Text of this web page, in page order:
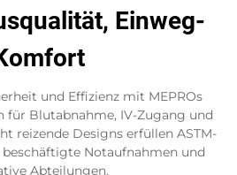
Einweg-
und Effizienz mit MEPROs
für Blutabnahme, IV-Zugang und
reizende Designs erfüllen ASTM-
beschäftigte Notaufnahmen und
Abteilungen.